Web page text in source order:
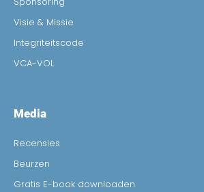
Visie & Missie
Integriteitscode
VCA-VOL
Media
Recensies
Beurzen
Gratis E-book downloaden